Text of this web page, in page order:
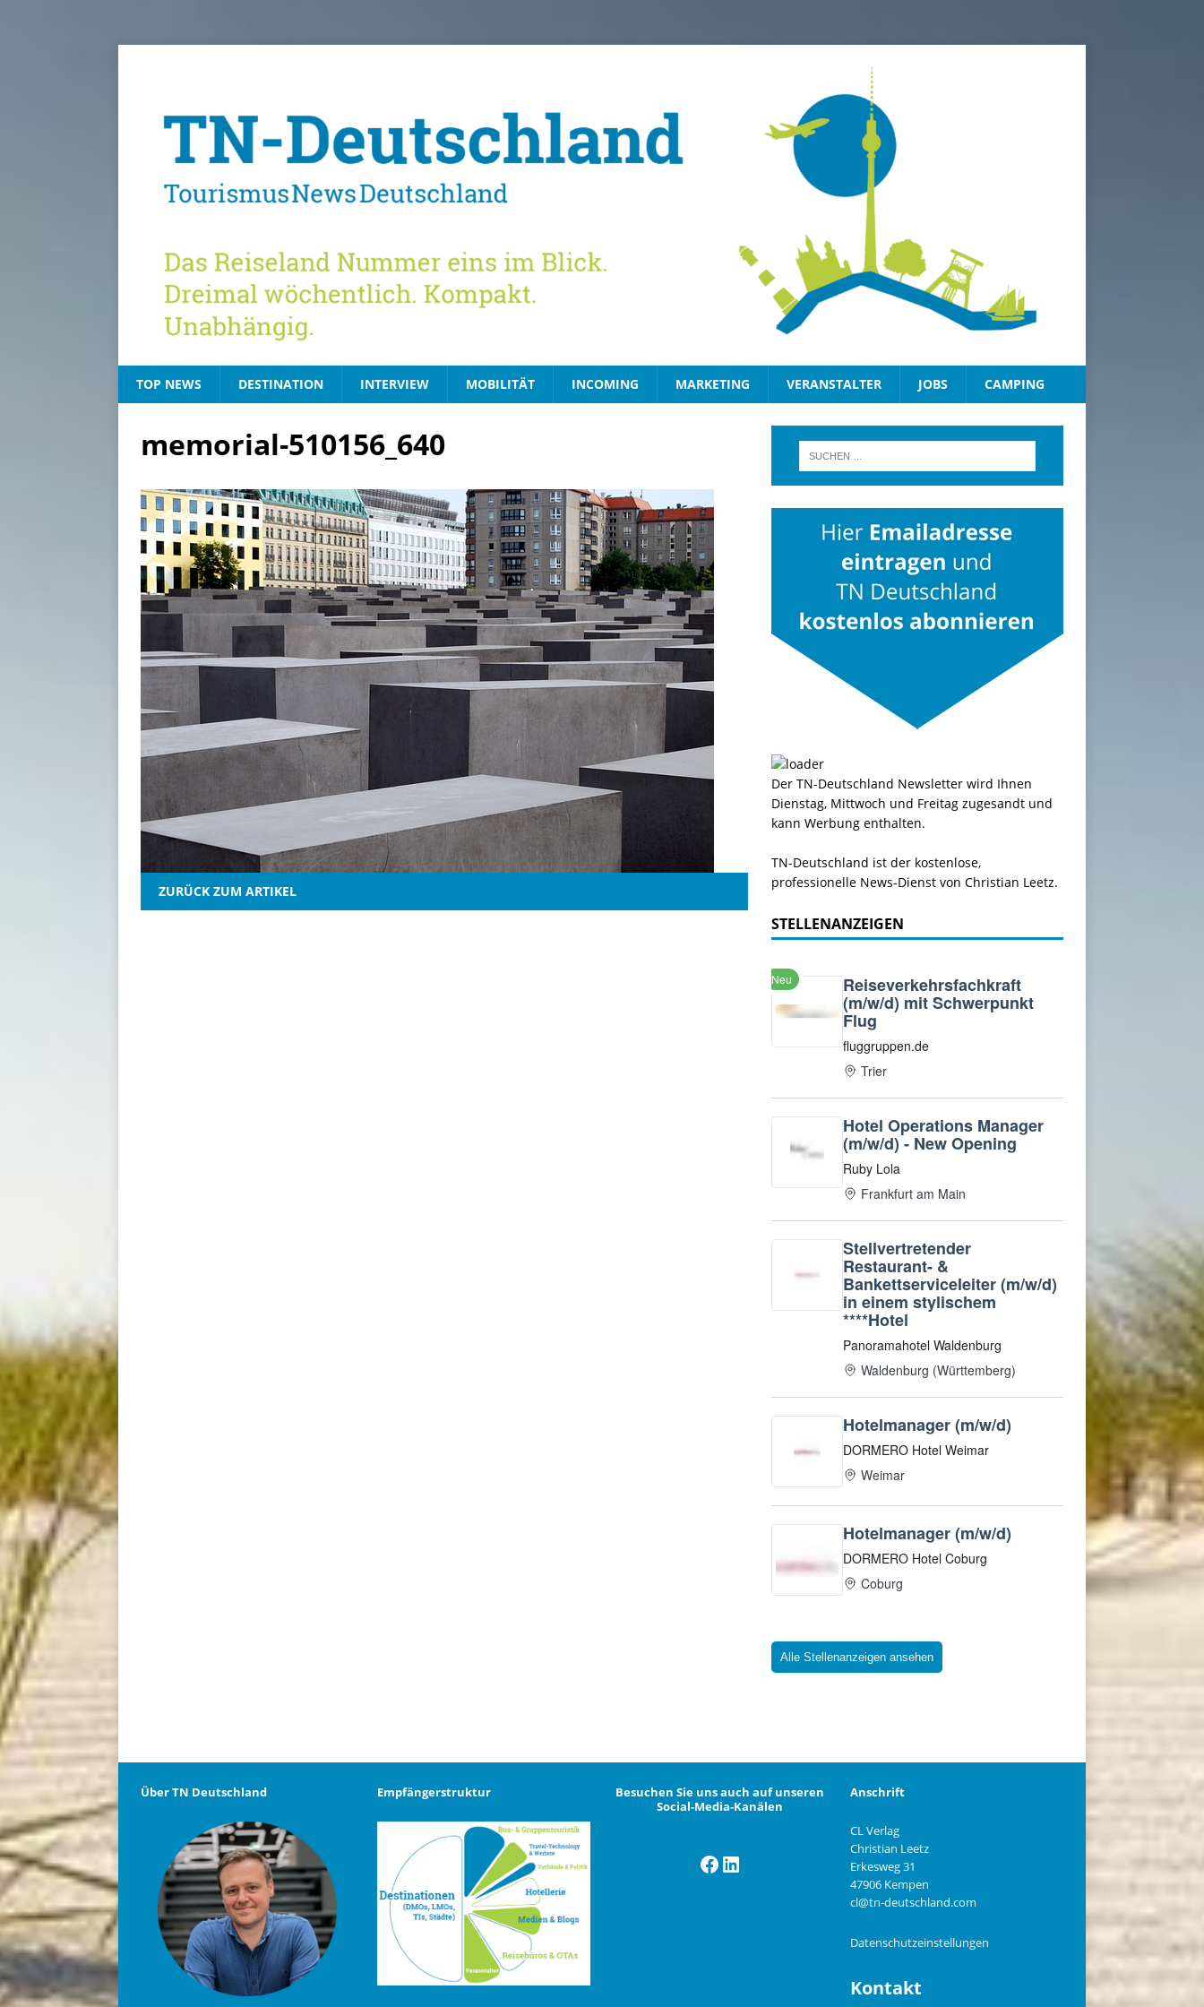
TOP NEWS DESTINATION INTERVIEW MOBILITÄT INCOMING MARKETING VERANSTALTER JOBS CAMPING
memorial-510156_640
ZURÜCK ZUM ARTIKEL
Der TN-Deutschland Newsletter wird Ihnen
Dienstag, Mittwoch und Freitag zugesandt und
kann Werbung enthalten.
TN-Deutschland ist der kostenlose,
professionelle News-Dienst von Christian Leetz.
STELLENANZEIGEN
Alle Stellenanzeigen ansehen
Über TN Deutschland Empfängerstruktur
Besuchen Sie uns auch auf unseren
Social-Media-Kanälen
Facebook
LinkedIn
Anschrift
CL Verlag
Christian Leetz
Erkesweg 31
47906 Kempen
cl@tn-deutschland.com
Datenschutzeinstellungen
Kontakt